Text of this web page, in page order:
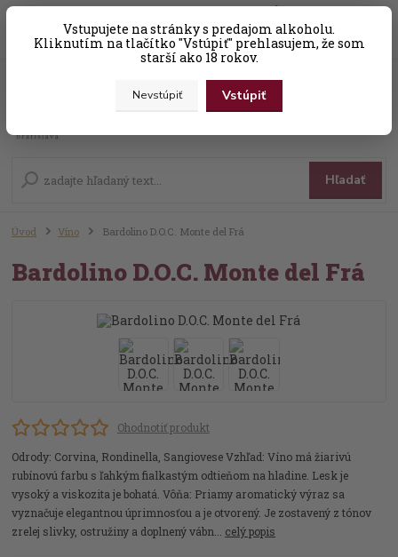
Vstupujete na stránky s predajom alkoholu.
Kliknutím na tlačítko "Vstúpiť" prehlasujem, že som
starší ako 18 rokov.
Nevstúpiť Vstúpiť
Hľadať
+421 (0) 31 56 25 377-8 za0,00 EUR
Úvod Víno Bardolino D.O.C. Monte del Frá
Bardolino D.O.C. Monte del Frá
Ohodnotiť produkt
Odrody: Corvina, Rondinella, Sangiovese Vzhľad: Víno má žiarivú
rubínovú farbu s ľahkým fialkastým odtieňom na hladine. Lesk je
vysoký a viskozita je bohatá. Vôňa: Priamy aromatický výraz sa
vyznačuje elegantnou úprimnosťou a je otvorený. Je zostavený z tónov
zrelej slivky, ostružiny a doplnený vábn... celý popis